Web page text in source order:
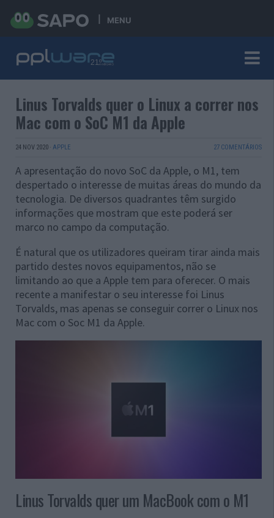
MENU
Linus Torvalds quer o Linux a correr nos
Mac com o SoC M1 da Apple
24 NOV 2020 · APPLE 27 COMENTÁRIOS
A apresentação do novo SoC da Apple, o M1, tem
despertado o interesse de muitas áreas do mundo da
tecnologia. De diversos quadrantes têm surgido
informações que mostram que este poderá ser
marco no campo da computação.
É natural que os utilizadores queiram tirar ainda mais
partido destes novos equipamentos, não se
limitando ao que a Apple tem para oferecer. O mais
recente a manifestar o seu interesse foi Linus
Torvalds, mas apenas se conseguir correr o Linux nos
Mac com o Soc M1 da Apple.
Linus Torvalds quer um MacBook com o M1